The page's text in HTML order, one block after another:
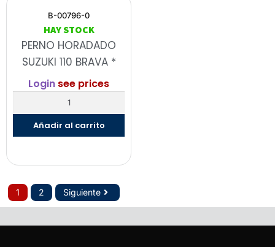
B-00796-0
HAY STOCK
PERNO HORADADO
SUZUKI 110 BRAVA *
Login see prices
Añadir al carrito
1 2 Siguiente